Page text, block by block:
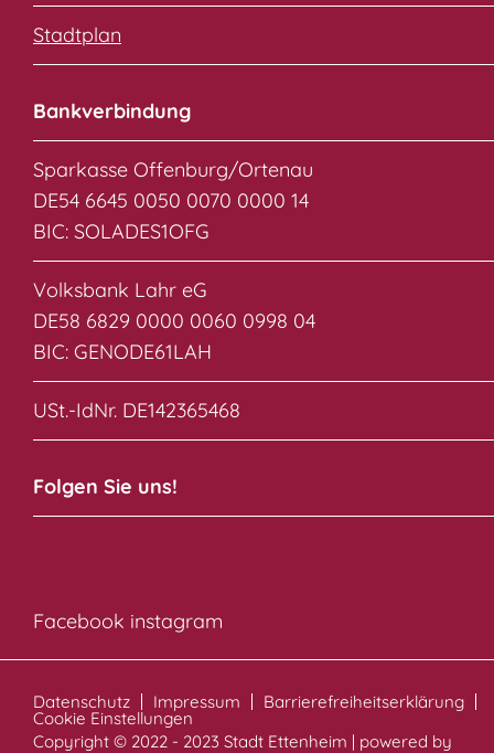
Stadtplan
Bankverbindung
Sparkasse Offenburg/Ortenau
DE54 6645 0050 0070 0000 14
BIC: SOLADES1OFG
Volksbank Lahr eG
DE58 6829 0000 0060 0998 04
BIC: GENODE61LAH
USt.-IdNr. DE142365468
Folgen Sie uns!
Facebook instagram
Datenschutz Impressum Barrierefreiheitserklärung
Cookie Einstellungen
Copyright © 2022 - 2023 Stadt Ettenheim | powered by